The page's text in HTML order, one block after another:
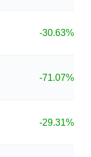
-30.63%
-71.07%
-29.31%